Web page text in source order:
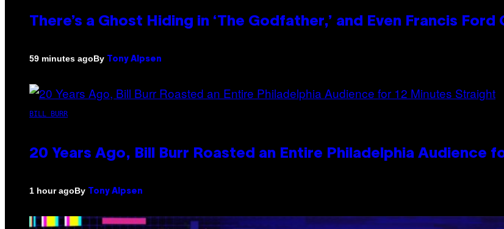
There’s a Ghost Hiding in ‘The Godfather,’ and Even Francis
59 minutes agoBy Tony Alpsen
BILL BURR
20 Years Ago, Bill Burr Roasted an Entire Philadelphia Audience
1 hour agoBy Tony Alpsen